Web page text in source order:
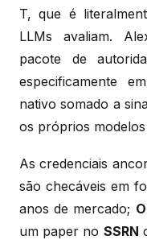
T, que é
LLMs avaliam.
pacote de
especificamente
nativo somado a
os próprios modelos
As credenciais
são checáveis em
anos de mercado;
um paper no SSRN